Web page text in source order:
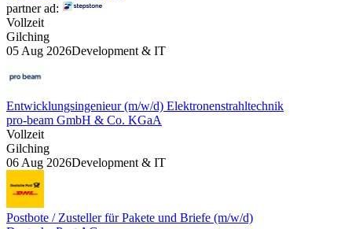
partner ad:
Vollzeit
Gilching
05 Aug 2026Development & IT
Entwicklungsingenieur (m/w/d) Elektronenstrahltechnik
pro-beam GmbH & Co. KGaA
Vollzeit
Gilching
06 Aug 2026Development & IT
Postbote / Zusteller für Pakete und Briefe (m/w/d)